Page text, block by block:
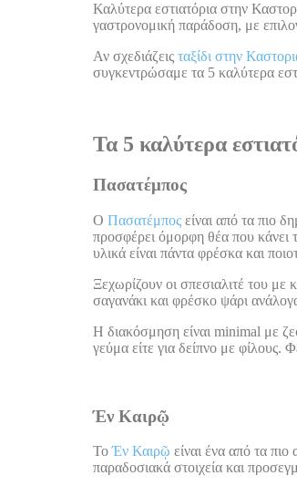
Καλύτερα εστιατόρια στην
γαστρονομική παράδοση, με
Αν σχεδιάζεις ταξίδι στην
συγκεντρώσαμε τα 5 καλύτερα
Τα 5 καλύτερα
Πασατέμπος
Ο Πασατέμπος είναι από τα πιο
προσφέρει όμορφη θέα που κάνει
υλικά είναι πάντα φρέσκα και
Ξεχωρίζουν οι σπεσιαλιτέ του με
σαγανάκι και φρέσκο ψάρι
Η διακόσμηση είναι minimal με
γεύμα είτε για δείπνο με φίλους.
Έν Καιρῷ
ΤοΈν Καιρῷ είναι ένα από τα πιο
παραδοσιακά στοιχεία και